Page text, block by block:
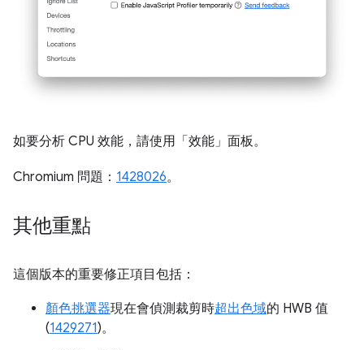
如要分析 CPU 效能，請使用「效能」 面板。
Chromium 問題： 1428026。
其他重點
這個版本的重要修正項目包括：
顏色挑選器現在會偵測裁剪時超出色域的 HWB 值
(1429271)。